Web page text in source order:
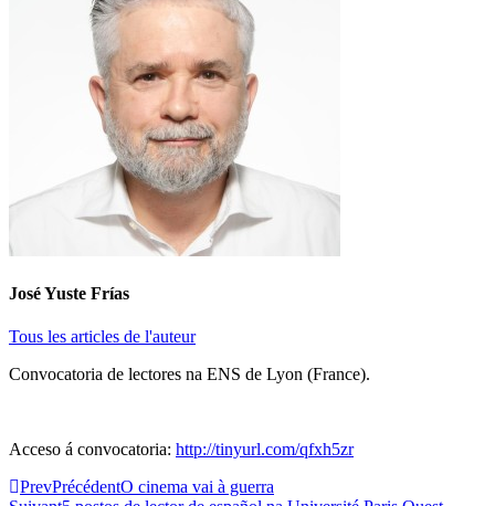
José Yuste Frías
Tous les articles de l'auteur
Convocatoria de lectores na ENS de Lyon (France).
Acceso á convocatoria: http://tinyurl.com/qfxh5zr
PrevPrécédentO cinema vai à guerra